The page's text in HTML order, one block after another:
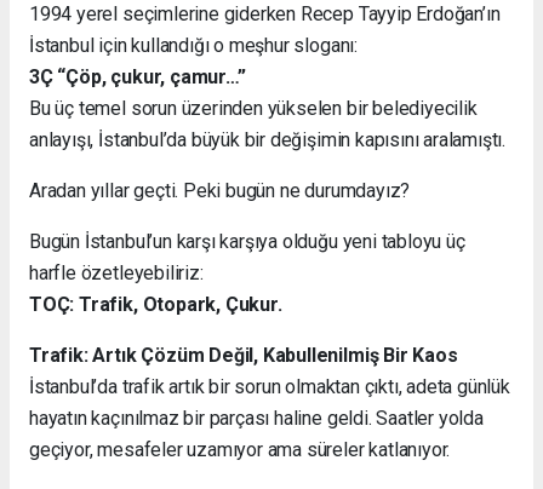
1994 yerel seçimlerine giderken Recep Tayyip Erdoğan’ın
İstanbul için kullandığı o meşhur sloganı:
3Ç “Çöp, çukur, çamur…”
Bu üç temel sorun üzerinden yükselen bir belediyecilik
anlayışı, İstanbul’da büyük bir değişimin kapısını aralamıştı.
Aradan yıllar geçti. Peki bugün ne durumdayız?
Bugün İstanbul’un karşı karşıya olduğu yeni tabloyu üç
harfle özetleyebiliriz:
TOÇ: Trafik, Otopark, Çukur.
Trafik: Artık Çözüm Değil, Kabullenilmiş Bir Kaos
İstanbul’da trafik artık bir sorun olmaktan çıktı, adeta günlük
hayatın kaçınılmaz bir parçası haline geldi. Saatler yolda
geçiyor, mesafeler uzamıyor ama süreler katlanıyor.